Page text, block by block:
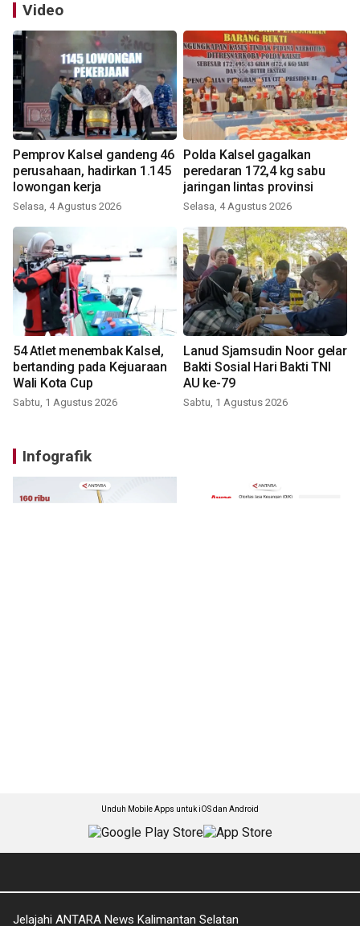
Video
Pemprov Kalsel gandeng 46
perusahaan, hadirkan 1.145
lowongan kerja
Selasa, 4 Agustus 2026
Polda Kalsel gagalkan
peredaran 172,4 kg sabu
jaringan lintas provinsi
Selasa, 4 Agustus 2026
54 Atlet menembak Kalsel,
bertanding pada Kejuaraan
Wali Kota Cup
Sabtu, 1 Agustus 2026
Lanud Sjamsudin Noor gelar
Bakti Sosial Hari Bakti TNI
AU ke-79
Sabtu, 1 Agustus 2026
Infografik
Unduh Mobile Apps untuk iOS dan Android
Jelajahi ANTARA News Kalimantan Selatan